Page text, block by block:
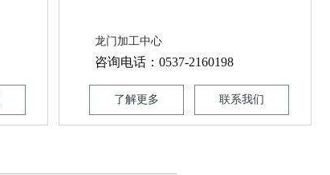
龙门加工中心
咨询电话：0537-2160198
了解更多 联系我们